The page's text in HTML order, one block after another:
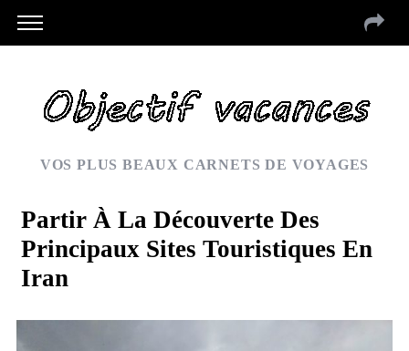
VOS PLUS BEAUX CARNETS DE VOYAGES
Partir À La Découverte Des
Principaux Sites Touristiques En
Iran